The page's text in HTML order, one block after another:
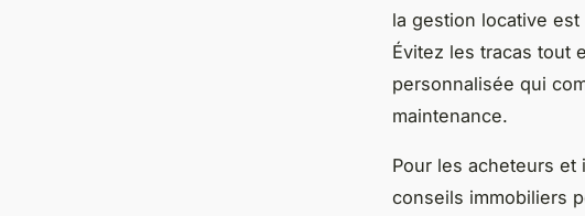
la gestion locative
Évitez les tracas tout
personnalisée qui
maintenance.
Pour les acheteurs et
conseils immobiliers